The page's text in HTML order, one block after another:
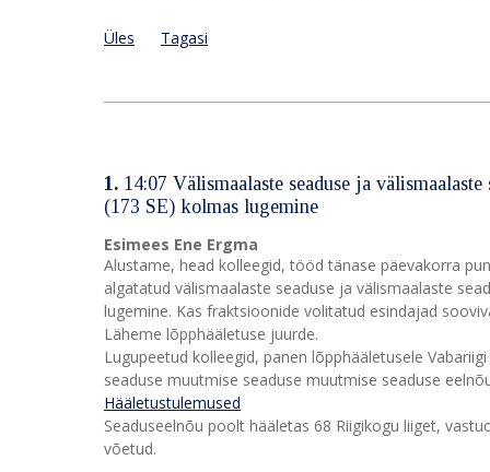
Üles Tagasi
1. 14:07 Välismaalaste seaduse ja
(173 SE) kolmas lugemine
Esimees Ene Ergma
Alustame, head kolleegid, tööd tänase päevakorra
algatatud välismaalaste seaduse ja välismaalaste
lugemine. Kas fraktsioonide volitatud esindajad
Läheme lõpphääletuse juurde.
Lugupeetud kolleegid, panen lõpphääletusele
seaduse muutmise seaduse muutmise seaduse
Hääletustulemused
Seaduseelnõu poolt hääletas 68 Riigikogu liiget,
võetud.